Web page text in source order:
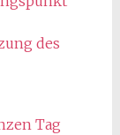
des
Tag